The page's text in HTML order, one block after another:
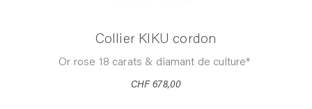
Collier KIKU cordon
Or rose 18 carats & diamant de culture*
CHF 678,00